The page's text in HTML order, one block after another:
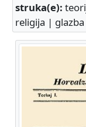
struka(e):
religija | glazba